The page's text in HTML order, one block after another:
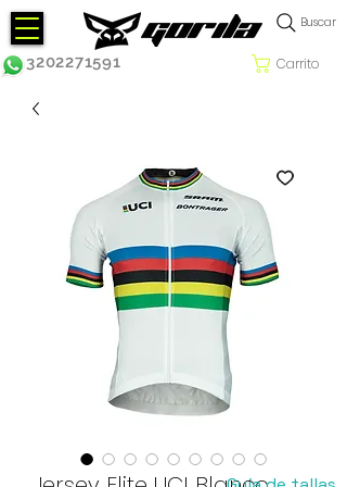
Carrito
3202271591
Buscar